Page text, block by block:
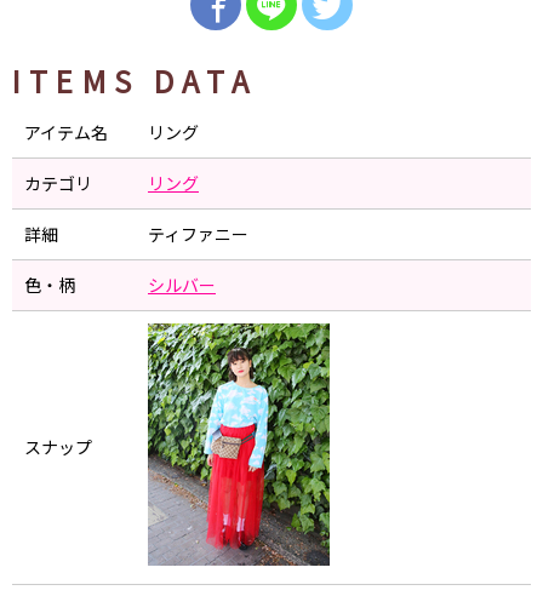
ITEMS DATA
アイテム名 リング
カテゴリ リング
詳細 ティファニー
色・柄 シルバー
スナップ